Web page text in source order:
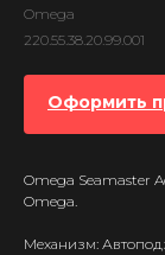
Omega
220.55.38.20.99.001
Оформить
Omega Seamaster
Omega.
Механизм: